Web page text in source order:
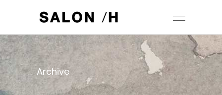
Archive